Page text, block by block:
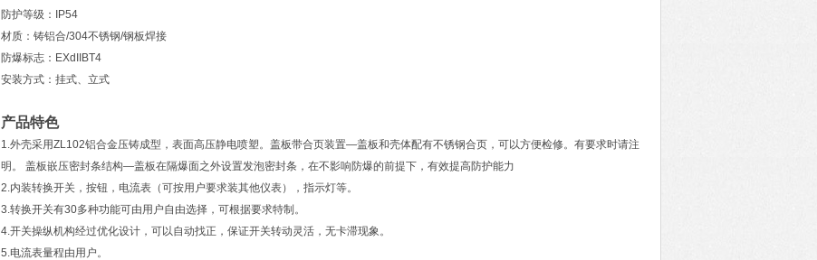
防护等级：IP54
材质：铸铝合/304不锈钢/钢板焊接
防爆标志：EXdIIBT4
安装方式：挂式、立式
产品特色
1.外壳采用ZL102铝合金压铸成型，表面高压静电喷塑。盖板带合页装置—盖板和壳体配有不锈钢合页，可以方便检修。有要求时请注
明。 盖板嵌压密封条结构—盖板在隔爆面之外设置发泡密封条，在不影响防爆的前提下，有效提高防护能力
2.内装转换开关，按钮，电流表（可按用户要求装其他仪表），指示灯等。
3.转换开关有30多种功能可由用户自由选择，可根据要求特制。
4.开关操纵机构经过优化设计，可以自动找正，保证开关转动灵活，无卡滞现象。
5.电流表量程由用户。